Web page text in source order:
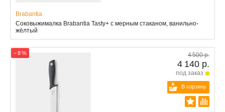
Brabantia
Соковыжималка Brabantia Tasty+ с мерным стаканом, ванильно-
жёлтый
− 8 % 4 500 р.
4 140 р.
под заказ
В корзину